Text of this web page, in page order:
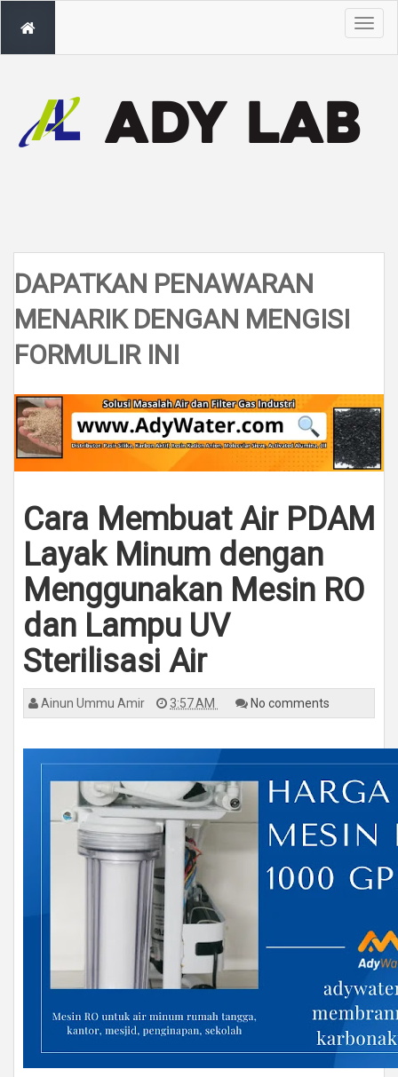
T
o
g
DAPATKAN PENAWARAN
MENARIK DENGAN MENGISI
FORMULIR INI
Cara Membuat Air PDAM
Layak Minum dengan
Menggunakan Mesin RO
dan Lampu UV
Sterilisasi Air
Ainun Ummu Amir 3:57 AM No comments